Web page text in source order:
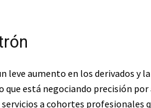
leve aumento en los derivados y
que está negociando precisión
a cohortes profesionales